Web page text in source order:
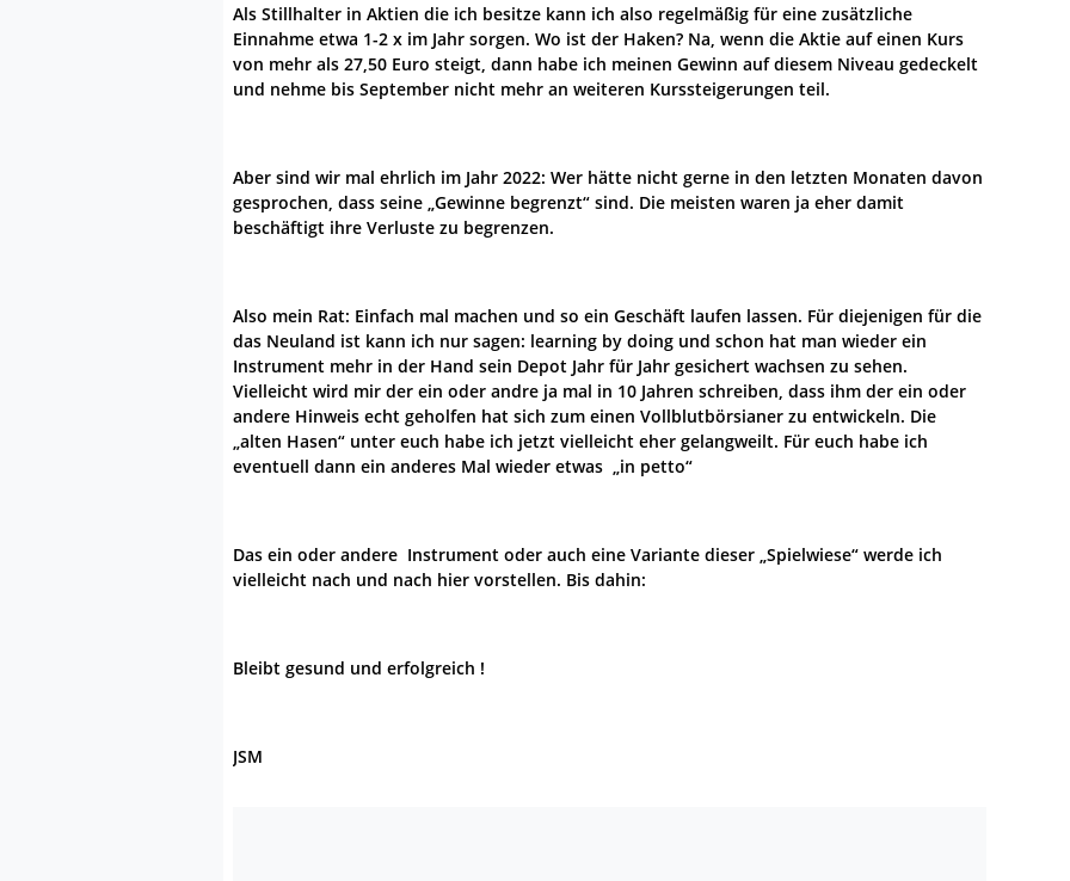
Als Stillhalter in Aktien die ich besitze kann ich also regelmäßig für eine zusätzliche
Einnahme etwa 1-2 x im Jahr sorgen. Wo ist der Haken? Na, wenn die Aktie auf einen Kurs
von mehr als 27,50 Euro steigt, dann habe ich meinen Gewinn auf diesem Niveau gedeckelt
und nehme bis September nicht mehr an weiteren Kurssteigerungen teil.
Aber sind wir mal ehrlich im Jahr 2022: Wer hätte nicht gerne in den letzten Monaten davon
gesprochen, dass seine „Gewinne begrenzt“ sind. Die meisten waren ja eher damit
beschäftigt ihre Verluste zu begrenzen.
Also mein Rat: Einfach mal machen und so ein Geschäft laufen lassen. Für diejenigen für die
das Neuland ist kann ich nur sagen: learning by doing und schon hat man wieder ein
Instrument mehr in der Hand sein Depot Jahr für Jahr gesichert wachsen zu sehen.
Vielleicht wird mir der ein oder andre ja mal in 10 Jahren schreiben, dass ihm der ein oder
andere Hinweis echt geholfen hat sich zum einen Vollblutbörsianer zu entwickeln. Die
„alten Hasen“ unter euch habe ich jetzt vielleicht eher gelangweilt. Für euch habe ich
eventuell dann ein anderes Mal wieder etwas „in petto“
Das ein oder andere Instrument oder auch eine Variante dieser „Spielwiese“ werde ich
vielleicht nach und nach hier vorstellen. Bis dahin:
Bleibt gesund und erfolgreich !
JSM